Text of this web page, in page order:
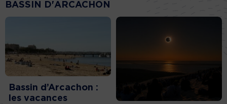
BASSIN D'ARCACHON
Bassin d’Arcachon :
les vacances